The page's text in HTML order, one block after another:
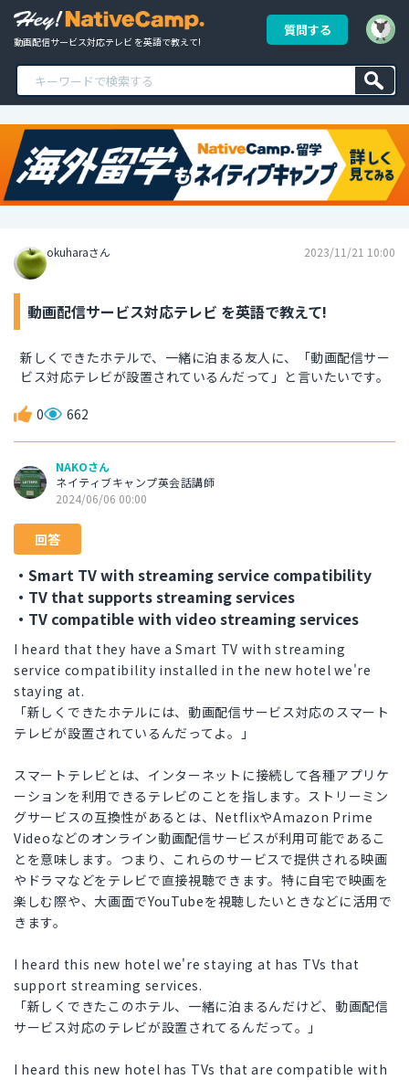
動画配信サービス対応テレビ を英語で教えて!
質問する
okuharaさん 2023/11/21 10:00
動画配信サービス対応テレビ を英語で教えて!
新しくできたホテルで、一緒に泊まる友人に、「動画配信サー
ビス対応テレビが設置されているんだって」と言いたいです。
0 662
NAKOさん
ネイティブキャンプ英会話講師
2024/06/06 00:00
回答
・Smart TV with streaming service compatibility
・TV that supports streaming services
・TV compatible with video streaming services
I heard that they have a Smart TV with streaming
service compatibility installed in the new hotel we're
staying at.
「新しくできたホテルには、動画配信サービス対応のスマート
テレビが設置されているんだってよ。」
スマートテレビとは、インターネットに接続して各種アプリケ
ーションを利用できるテレビのことを指します。ストリーミン
グサービスの互換性があるとは、NetflixやAmazon Prime
Videoなどのオンライン動画配信サービスが利用可能であるこ
とを意味します。つまり、これらのサービスで提供される映画
やドラマなどをテレビで直接視聴できます。特に自宅で映画を
楽しむ際や、大画面でYouTubeを視聴したいときなどに活用で
きます。
I heard this new hotel we're staying at has TVs that
support streaming services.
「新しくできたこのホテル、一緒に泊まるんだけど、動画配信
サービス対応のテレビが設置されてるんだって。」
I heard this new hotel has TVs that are compatible with